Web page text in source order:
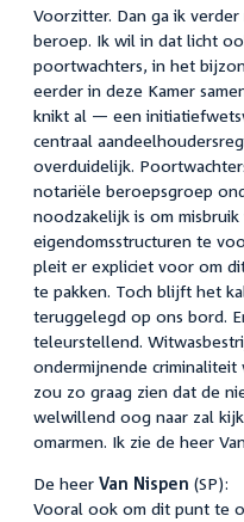
Voorzitter. Dan ga ik
beroep. Ik wil in dat licht
poortwachters, in het
eerder in deze Kamer
knikt al — een
centraal
overduidelijk.
notariële beroepsgroep
noodzakelijk is om misbruik
eigendomsstructuren te
pleit er expliciet voor om
te pakken. Toch blijft het
teruggelegd op ons bord.
teleurstellend.
ondermijnende criminaliteit
zou zo graag zien dat de
welwillend oog naar zal
omarmen. Ik zie de heer
De heer Van Nispen (SP):
Vooral ook om dit punt te